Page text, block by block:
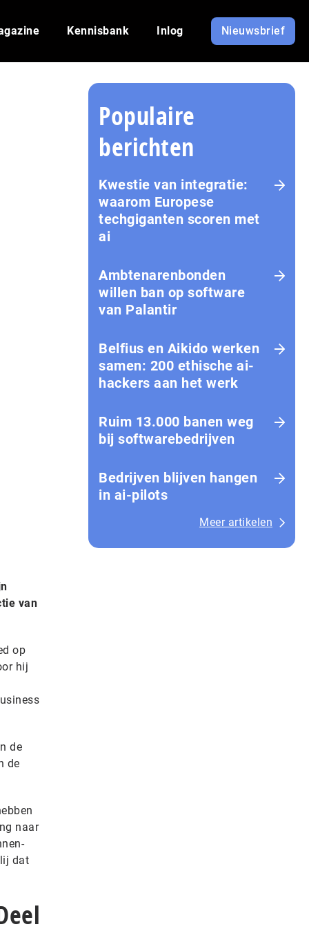
Kennisbank Inlog Nieuwsbrief
van
op
hij
de
de
naar
dat
Populaire
berichten
Kwestie van integratie:
waarom Europese
techgiganten scoren met
ai
Amb­te­na­ren­bon­den
willen ban op software
van Palantir
Belfius en Aikido werken
samen: 200 ethische ai-
hackers aan het werk
Ruim 13.000 banen weg
bij softwarebedrijven
Bedrijven blijven hangen
in ai-pilots
Meer artikelen